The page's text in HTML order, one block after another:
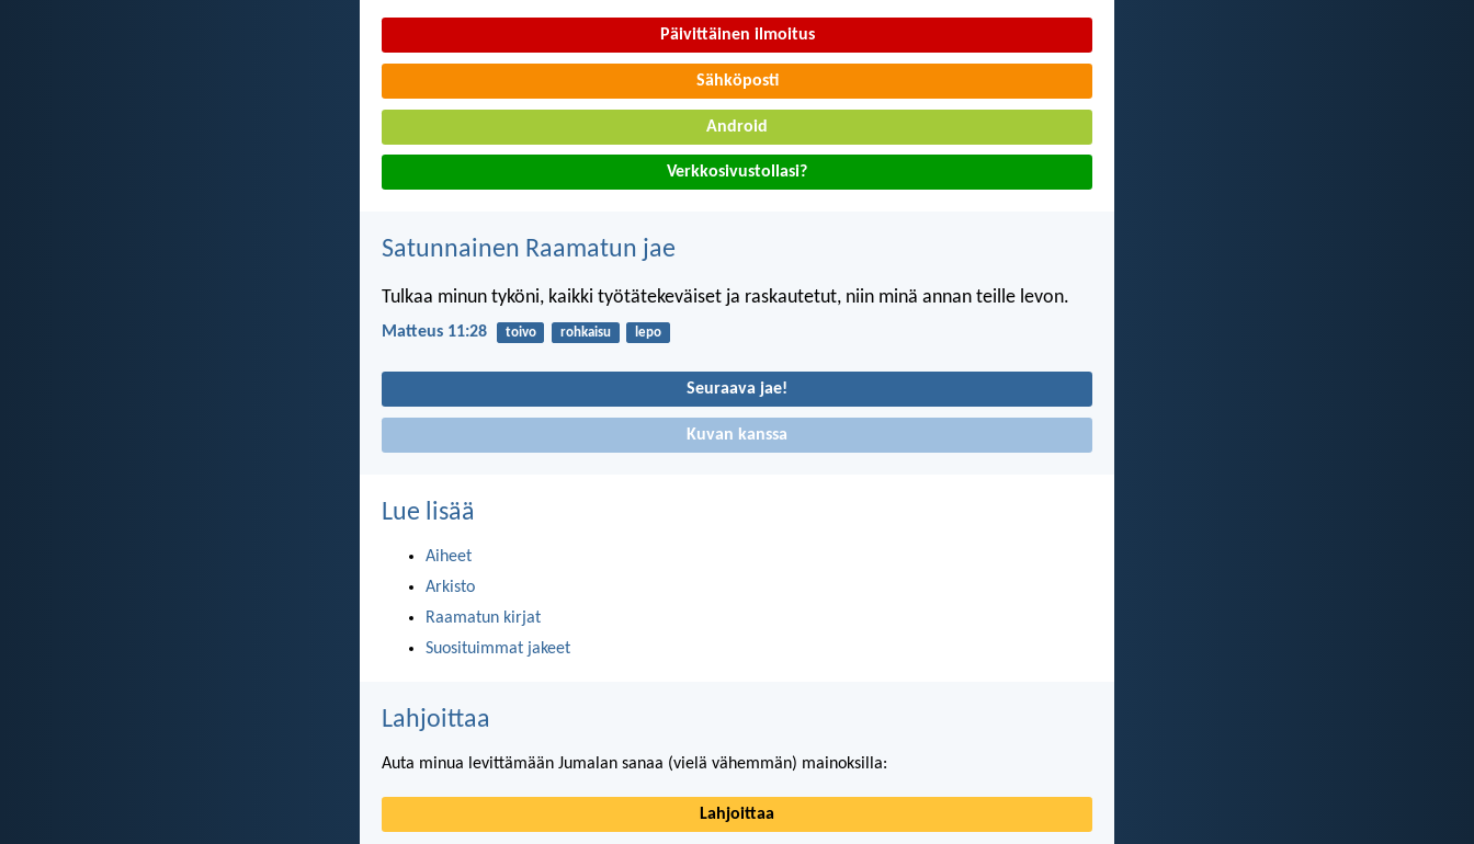
Päivittäinen ilmoitus
Sähköposti
Android
Verkkosivustollasi?
Satunnainen Raamatun jae
Tulkaa minun tyköni, kaikki työtätekeväiset ja raskautetut, niin minä annan teille levon.
Matteus 11:28 toivo rohkaisu lepo
Seuraava jae!
Kuvan kanssa
Lue lisää
Aiheet
Arkisto
Raamatun kirjat
Suosituimmat jakeet
Lahjoittaa
Auta minua levittämään Jumalan sanaa (vielä vähemmän) mainoksilla:
Lahjoittaa